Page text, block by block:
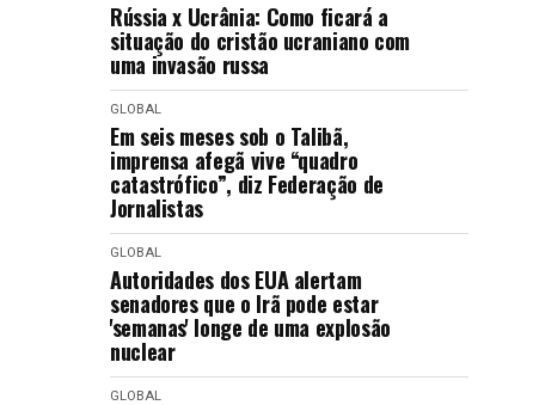
Rússia x Ucrânia: Como ficará a
situação do cristão ucraniano com
uma invasão russa
GLOBAL
Em seis meses sob o Talibã,
imprensa afegã vive “quadro
catastrófico”, diz Federação de
Jornalistas
GLOBAL
Autoridades dos EUA alertam
senadores que o Irã pode estar
'semanas' longe de uma explosão
nuclear
GLOBAL